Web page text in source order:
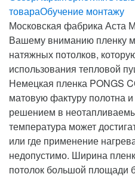
товараОбучение монтажу
Московская фабрика Аста
Вашему вниманию пленку
натяжных потолков,
использования тепловой
Немецкая пленка PONGS
матовую фактуру полотна
решением в
температура может
или где применение
недопустимо. Ширина
потолок большой площади